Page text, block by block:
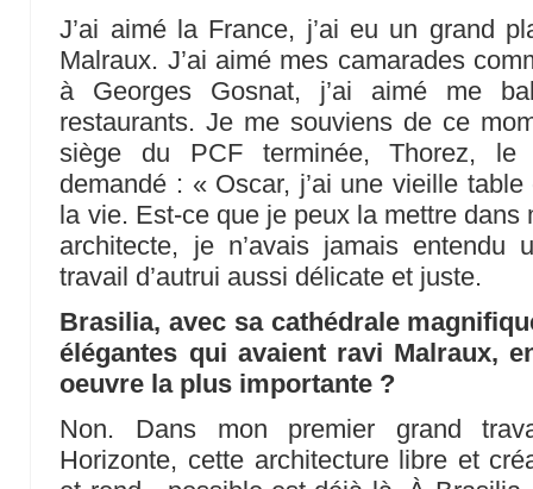
J’ai aimé la France, j’ai eu un grand
Malraux. J’ai aimé mes camarades
à Georges Gosnat, j’ai aimé me
restaurants. Je me souviens de ce
siège du PCF terminée, Thorez, le
demandé : « Oscar, j’ai une vieille
la vie. Est-ce que je peux la mettre dans
architecte, je n’avais jamais entendu
travail d’autrui aussi délicate et juste.
Brasilia, avec sa cathédrale
élégantes qui avaient ravi Malraux,
oeuvre la plus importante ?
Non. Dans mon premier grand
Horizonte, cette architecture libre et